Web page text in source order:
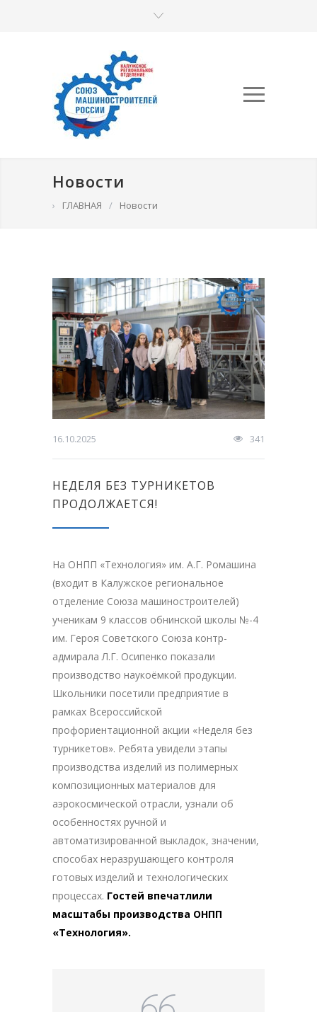
Новости
› ГЛАВНАЯ / Новости
16.10.2025 341
НЕДЕЛЯ БЕЗ ТУРНИКЕТОВ
ПРОДОЛЖАЕТСЯ!
На ОНПП «Технология» им. А.Г. Ромашина
(входит в Калужское региональное
отделение Союза машиностроителей)
ученикам 9 классов обнинской школы №-4
им. Героя Советского Союза контр-
адмирала Л.Г. Осипенко показали
производство наукоёмкой продукции.
Школьники посетили предприятие в
рамках Всероссийской
профориентационной акции «Неделя без
турникетов». Ребята увидели этапы
производства изделий из полимерных
композиционных материалов для
аэрокосмической отрасли, узнали об
особенностях ручной и
автоматизированной выкладок, значении,
способах неразрушающего контроля
готовых изделий и технологических
процессах. Гостей впечатлили
масштабы производства ОНПП
«Технология».